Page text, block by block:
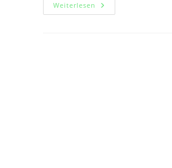
Weiterlesen